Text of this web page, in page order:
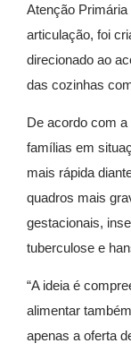
Atenção
articulação, foi
direcionado ao
das cozinhas
De acordo com
famílias em
mais rápida
quadros mais
gestacionais,
tuberculose e
“A ideia é
alimentar
apenas a oferta